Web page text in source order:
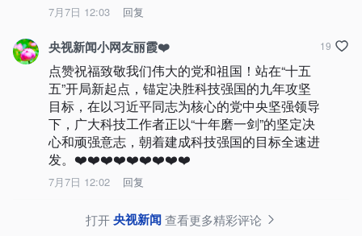
7月7日 12:03 回复
央视新闻小网友丽霞❤️
点赞祝福致敬我们伟大的党和祖国！站在“十五
五”开局新起点，锚定决胜科技强国的九年攻坚
目标，在以习近平同志为核心的党中央坚强领导
下，广大科技工作者正以“十年磨一剑”的坚定决
心和顽强意志，朝着建成科技强国的目标全速进
发。❤️❤️❤️❤️❤️❤️❤️❤️❤️
7月7日 12:02 回复
19
打开央视新闻查看更多精彩评论